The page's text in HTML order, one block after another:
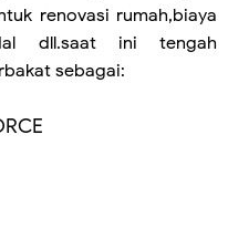
renovasi rumah,biaya
dll.saat ini tengah
sebagai: